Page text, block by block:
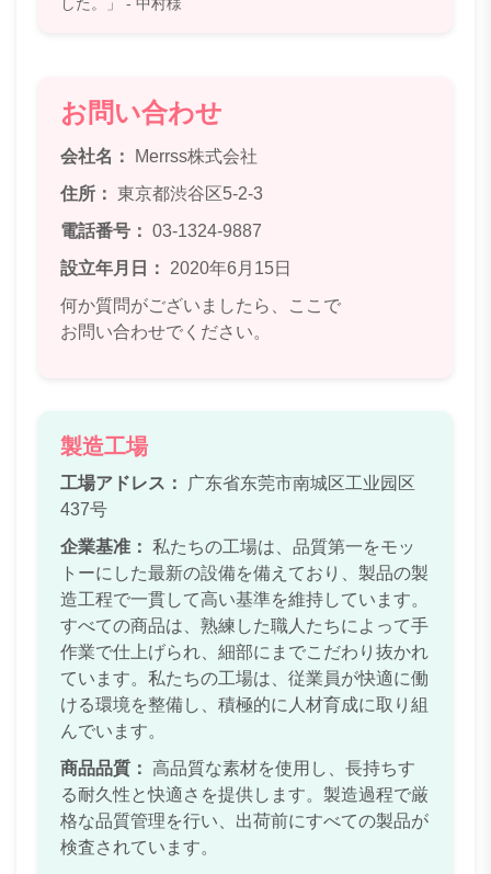
お問い合わせ
会社名：
Merrss株式会社
住所： 東京都渋谷区5-2-3
電話番号： 03-1324-9887
設立年月日：
2020年6月15日
何か質問がございましたら、ここで
お問い合わせでください。
製造工場
工場アドレス：
广东省东莞市南城区工业园区
437号
企業基准： 私たちの工場は、品質第一をモッ
トーにした最新の設備を備えており、製品の製
造工程で一貫して高い基準を維持しています。
すべての商品は、熟練した職人たちによって手
作業で仕上げられ、細部にまでこだわり抜かれ
ています。私たちの工場は、従業員が快適に働
ける環境を整備し、積極的に人材育成に取り組
んでいます。
商品品質： 高品質な素材を使用し、長持ちす
る耐久性と快適さを提供します。製造過程で厳
格な品質管理を行い、出荷前にすべての製品が
検査されています。